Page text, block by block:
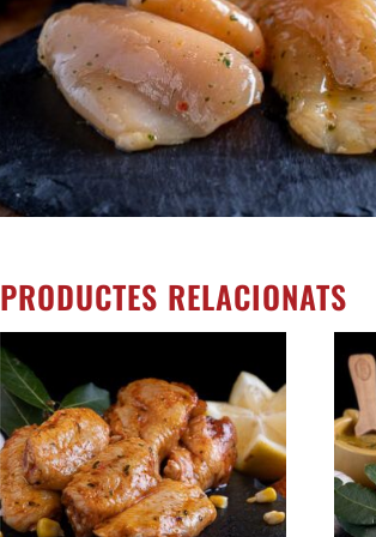
PRODUCTES RELACIONATS